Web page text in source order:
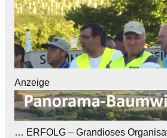
Anzeige
… ERFOLG – Grandioses